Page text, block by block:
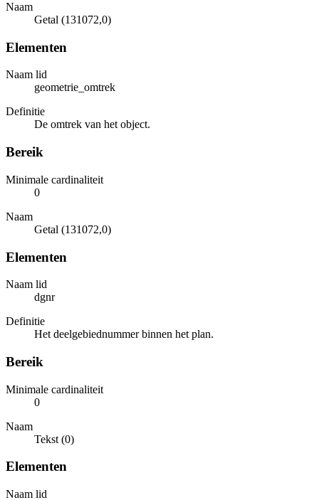
Naam
Getal (131072,0)
Elementen
Naam lid
geometrie_omtrek
Definitie
De omtrek van het object.
Bereik
Minimale cardinaliteit
0
Naam
Getal (131072,0)
Elementen
Naam lid
dgnr
Definitie
Het deelgebiednummer binnen het plan.
Bereik
Minimale cardinaliteit
0
Naam
Tekst (0)
Elementen
Naam lid